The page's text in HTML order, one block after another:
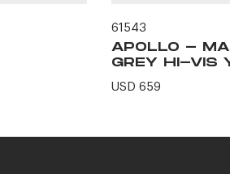
61543
APOLLO -
GREY HI-VIS
USD 659